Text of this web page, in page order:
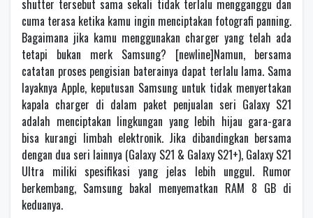
shutter tersebut sama sekali tidak terlalu mengganggu dan
cuma terasa ketika kamu ingin menciptakan fotografi panning.
Bagaimana jika kamu menggunakan charger yang telah ada
tetapi bukan merk Samsung? [newline]Namun, bersama
catatan proses pengisian baterainya dapat terlalu lama. Sama
layaknya Apple, keputusan Samsung untuk tidak menyertakan
kapala charger di dalam paket penjualan seri Galaxy S21
adalah menciptakan lingkungan yang lebih hijau gara-gara
bisa kurangi limbah elektronik. Jika dibandingkan bersama
dengan dua seri lainnya (Galaxy S21 & Galaxy S21+), Galaxy S21
Ultra miliki spesifikasi yang jelas lebih unggul. Rumor
berkembang, Samsung bakal menyematkan RAM 8 GB di
keduanya.